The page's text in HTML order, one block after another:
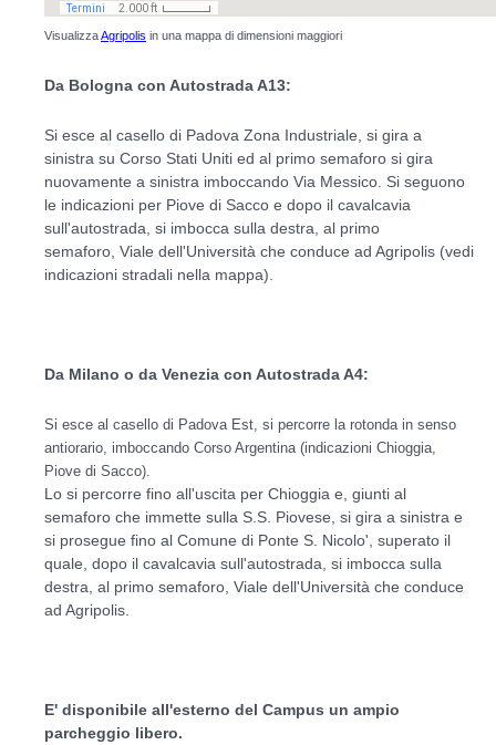
VisualizzaAgripolis in una mappa di dimensioni maggiori
Da Bologna con Autostrada A13:
Si esce al casello di Padova Zona Industriale, si gira a
sinistra su Corso Stati Uniti ed al primo semaforo si gira
nuovamente a sinistra imboccando Via Messico. Si seguono
le indicazioni per Piove di Sacco e dopo il cavalcavia
sull'autostrada, si imbocca sulla destra, al primo
semaforo, Viale dell'Università che conduce ad Agripolis (vedi
indicazioni stradali nella mappa).
Da Milano o da Venezia con Autostrada A4:
Si esce al casello di Padova Est, si percorre la rotonda in senso
antiorario, imboccando Corso Argentina (indicazioni Chioggia,
Piove di Sacco).
Lo si percorre fino all'uscita per Chioggia e, giunti al
semaforo che immette sulla S.S. Piovese, si gira a sinistra e
si prosegue fino al Comune di Ponte S. Nicolo', superato il
quale, dopo il cavalcavia sull'autostrada, si imbocca sulla
destra, al primo semaforo, Viale dell'Università che conduce
ad Agripolis.
E' disponibile all'esterno del Campus un ampio
parcheggio libero.